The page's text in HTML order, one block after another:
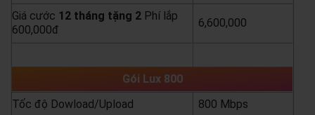
Giá cước 12 tháng tặng 2 Phí lắp
600,000đ
6,600,000
Gói Lux 800
Tốc độ Dowload/Upload
800 Mbps